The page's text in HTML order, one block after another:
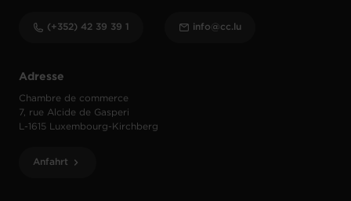
Adresse
Chambre de commerce
7, rue Alcide de Gasperi
L-1615 Luxembourg-Kirchberg
Anfahrt
(+352) 42 39 39 1 info@cc.lu